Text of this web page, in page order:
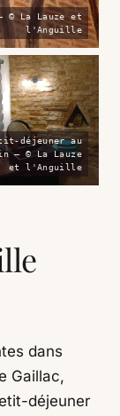
© La Lauze et
l'Anguille
déjeuner au
— © La Lauze
et l'Anguille
dans
Gaillac,
déjeuner